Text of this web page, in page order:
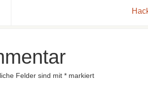
Felder sind mit * markiert